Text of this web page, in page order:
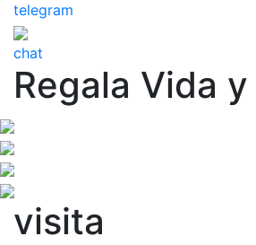
telegram
chat
Regala Vida
visita